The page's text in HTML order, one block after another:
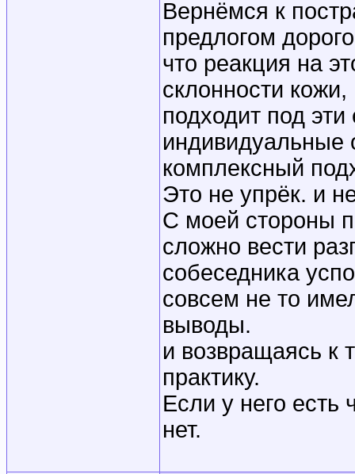
Вернёмся к
предлогом
что реакция на
склонности
подходит под
индивидуальные
комплексный
Это не упрёк. и
С моей стороны
сложно вести
собеседника
совсем не то
выводы.
и возвращаясь к
практику.
Если у него есть
нет.